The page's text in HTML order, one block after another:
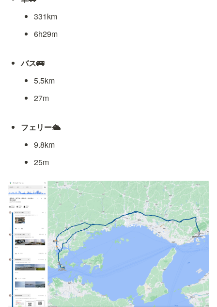
331km
6h29m
バス🚌
5.5km
27m
フェリー🛳
9.8km
25m